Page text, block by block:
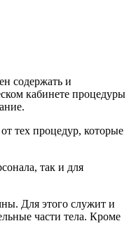
содержать и
кабинете процедуры
тех процедур, которые
так и для
Для этого служит и
части тела. Кроме